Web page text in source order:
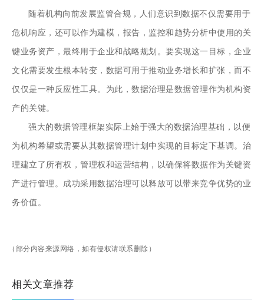
随着机构向前发展监管合规，人们意识到数据不仅需要用于
危机响应，还可以作为建模，报告，监控和趋势分析中使用的关
键业务资产，最终用于企业和战略规划。要实现这一目标，企业
文化需要发生根本转变，数据可用于推动业务增长和扩张，而不
仅仅是一种反应性工具。为此，数据治理是数据管理作为机构资
产的关键。
强大的数据管理框架实际上始于强大的数据治理基础，以便
为机构希望或需要从其数据管理计划中实现的目标定下基调。治
理建立了所有权，管理权和运营结构，以确保将数据作为关键资
产进行管理。成功采用数据治理可以释放可以带来竞争优势的业
务价值。
（部分内容来源网络，如有侵权请联系删除）
相关文章推荐